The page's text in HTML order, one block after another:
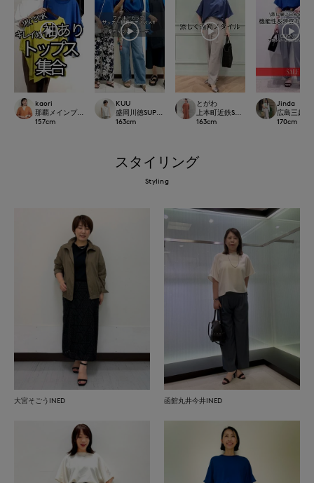
kaori
那覇メインプレイスI.T.'S.international
157cm
KUU
盛岡川徳SUPERIOR CLOSET
163cm
とがわ
上本町近鉄SUPERIORCLOSET
163cm
Jinda
広島三越
170cm
スタイリング
Styling
大宮そごうINED 函館丸井今井INED